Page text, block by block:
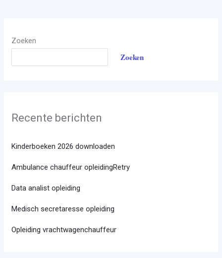
Zoeken
Zoeken
Recente berichten
Kinderboeken 2026 downloaden
Ambulance chauffeur opleidingRetry
Data analist opleiding
Medisch secretaresse opleiding
Opleiding vrachtwagenchauffeur